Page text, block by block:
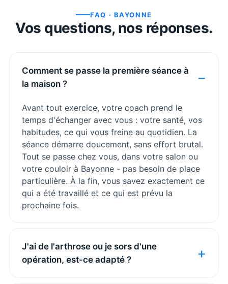
FAQ · BAYONNE
Vos questions, nos réponses.
Comment se passe la première séance à
la maison ?
Avant tout exercice, votre coach prend le
temps d'échanger avec vous : votre santé, vos
habitudes, ce qui vous freine au quotidien. La
séance démarre doucement, sans effort brutal.
Tout se passe chez vous, dans votre salon ou
votre couloir à Bayonne - pas besoin de place
particulière. À la fin, vous savez exactement ce
qui a été travaillé et ce qui est prévu la
prochaine fois.
J'ai de l'arthrose ou je sors d'une
opération, est-ce adapté ?